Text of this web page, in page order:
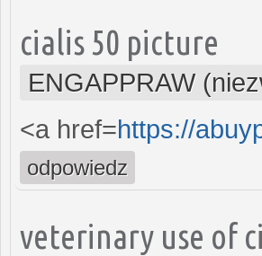
cialis 50 picture
ENGAPPRAW
<a href=https://
odpowiedz
veterinary use of